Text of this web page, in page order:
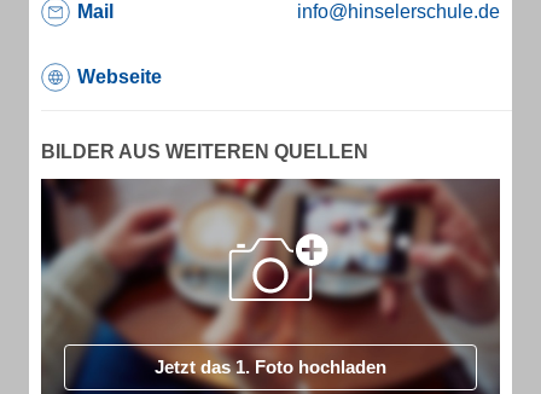
Mail info@hinselerschule.de
Webseite
BILDER AUS WEITEREN QUELLEN
Jetzt das 1. Foto hochladen